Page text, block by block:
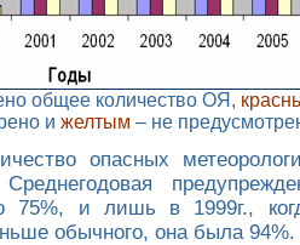
общее количество ОЯ,
и желтым – не
опасных
75%, и лишь в 1999г.,
обычного, она была 94%.